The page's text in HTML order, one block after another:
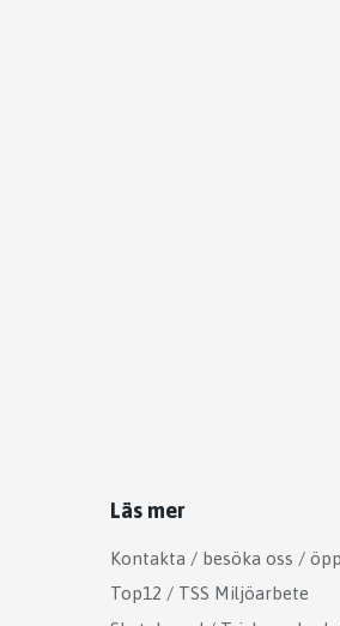
Läs mer
Kontakta / besöka oss /
Top12 / TSS Miljöarbete